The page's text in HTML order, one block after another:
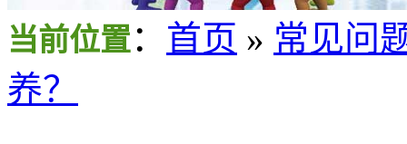
当前位置： 首页 » 常见问
养？